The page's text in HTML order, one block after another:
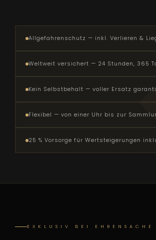
Allgefahrenschutz — inkl. Verlieren &
Weltweit versichert — 24 Stunden, 365
Kein Selbstbehalt — voller Ersatz
Flexibel — von einer Uhr bis zur
25 % Vorsorge für Wertsteigerungen
EXKLUSIV BEI EHRENSACHE